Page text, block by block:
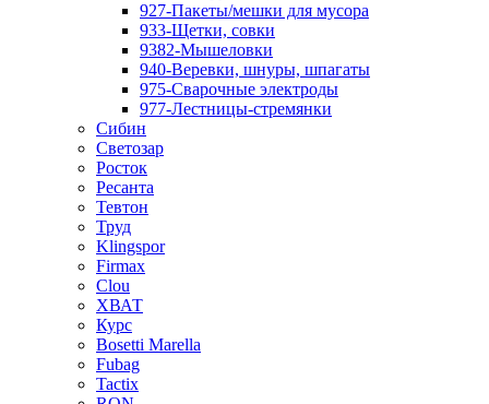
927-Пакеты/мешки для мусора
933-Щетки, совки
9382-Мышеловки
940-Веревки, шнуры, шпагаты
975-Сварочные электроды
977-Лестницы-стремянки
Сибин
Светозар
Росток
Ресанта
Тевтон
Труд
Klingspor
Firmax
Clou
XВАТ
Курс
Bosetti Marella
Fubag
Tactix